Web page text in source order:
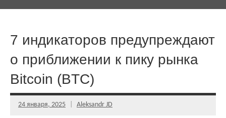
7 индикаторов предупреждают
о приближении к пику рынка
Bitcoin (BTC)
24 января, 2025 Aleksandr JD